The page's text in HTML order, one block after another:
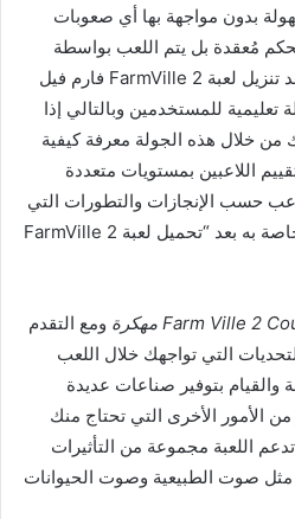
بدون مواجهة بها أي صعوبات
مُعقدة بل يتم اللعب بواسطة
لمس شاشة الهاتف, كما أن بعد تنزيل لعبة FarmVille 2 فارم فيل
للمستخدمين وبالتالي إذا
من خلال هذه الجولة معرفة كيفية
اللاعبين بمستويات متعددة
حسب الإنجازات والتطورات التي
يقوم بتحقيقها في المزرعة الخاصة به بعد “تحميل لعبة FarmVille 2
ومع التقدم
التي تواجهك خلال اللعب
بتوفير صناعات عديدة
من الأمور الأخرى التي تحتاج منك
اللعبة مجموعة من التأثيرات
مثل صوت الطبيعية وصوت الحيوانات